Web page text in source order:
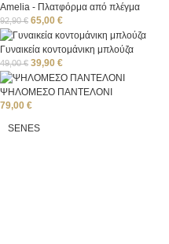
Amelia - Πλατφόρμα από πλέγμα
92,90€ 65,00 €
Γυναικεία κοντομάνικη μπλούζα
49,00€ 39,90 €
ΨΗΛΟΜΕΣΟ ΠΑΝΤΕΛΟΝΙ
79,00 €
SENES